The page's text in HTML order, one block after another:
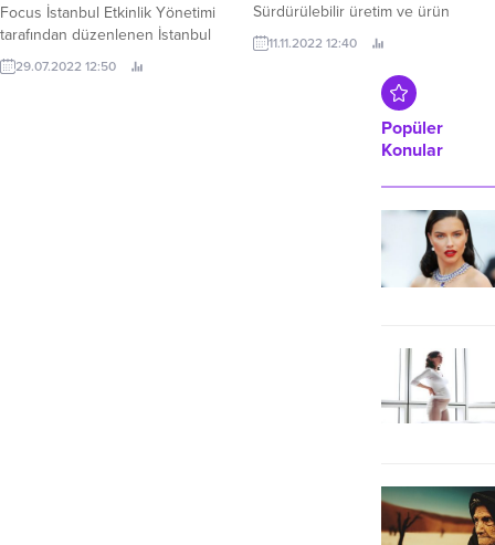
Focus İstanbul Etkinlik Yönetimi
tarafından düzenlenen İstanbul
Festivali’nin 6.
29.07.2022 12:50
Sürdürülebilir üretim ve ürün
odağında faaliyetlerine devam
eden Cargill, İstanbul Teknik
Üniversitesi (İTÜ) ile iş birliğini bir
11.11.2022 12:40
Popüler
Konular